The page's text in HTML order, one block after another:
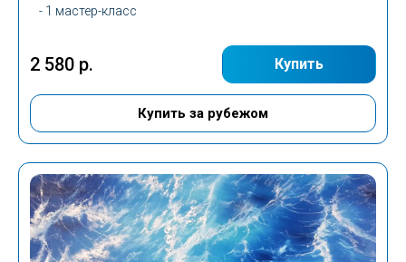
- 1 мастер-класс
Купить
2 580 р.
Купить за рубежом